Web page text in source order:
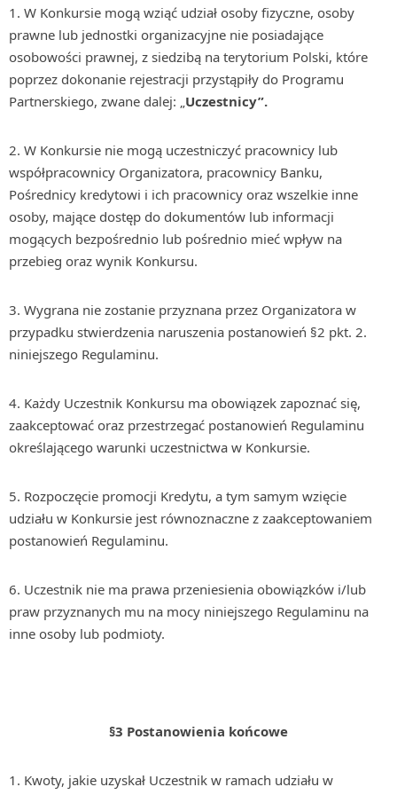
W Konkursie mogą wziąć udział osoby fizyczne, osoby
prawne lub jednostki organizacyjne nie posiadające
osobowości prawnej, z siedzibą na terytorium Polski, które
poprzez dokonanie rejestracji przystąpiły do Programu
Partnerskiego, zwane dalej: „Uczestnicy”.
W Konkursie nie mogą uczestniczyć pracownicy lub
współpracownicy Organizatora, pracownicy Banku,
Pośrednicy kredytowi i ich pracownicy oraz wszelkie inne
osoby, mające dostęp do dokumentów lub informacji
mogących bezpośrednio lub pośrednio mieć wpływ na
przebieg oraz wynik Konkursu.
Wygrana nie zostanie przyznana przez Organizatora w
przypadku stwierdzenia naruszenia postanowień §2 pkt. 2.
niniejszego Regulaminu.
Każdy Uczestnik Konkursu ma obowiązek zapoznać się,
zaakceptować oraz przestrzegać postanowień Regulaminu
określającego warunki uczestnictwa w Konkursie.
Rozpoczęcie promocji Kredytu, a tym samym wzięcie
udziału w Konkursie jest równoznaczne z zaakceptowaniem
postanowień Regulaminu.
Uczestnik nie ma prawa przeniesienia obowiązków i/lub
praw przyznanych mu na mocy niniejszego Regulaminu na
inne osoby lub podmioty.
§3 Postanowienia końcowe
Kwoty, jakie uzyskał Uczestnik w ramach udziału w